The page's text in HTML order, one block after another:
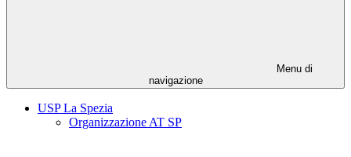
Menu di
navigazione
USP La Spezia
Organizzazione AT SP